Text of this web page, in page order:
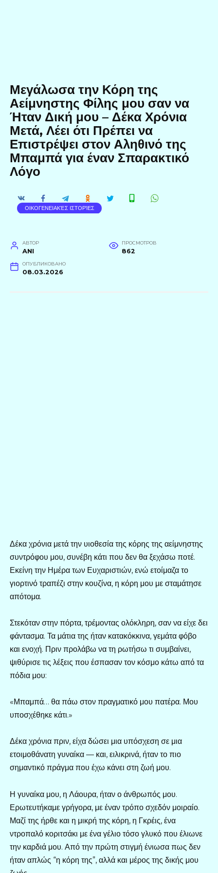
Μεγάλωσα την Κόρη της
Αείμνηστης Φίλης μου σαν να
Ήταν Δική μου – Δέκα Χρόνια
Μετά, Λέει ότι Πρέπει να
Επιστρέψει στον Αληθινό της
Μπαμπά για έναν Σπαρακτικό
Λόγο
ΟΙΚΟΓΕΝΕΙΑΚΈΣ ΙΣΤΟΡΊΕΣ
АВТОР
ANI
ПРОСМОТРОВ
862
ОПУБЛИКОВАНО
08.03.2026
Δέκα χρόνια μετά την υιοθεσία της κόρης της αείμνηστης
συντρόφου μου, συνέβη κάτι που δεν θα ξεχάσω ποτέ.
Εκείνη την Ημέρα των Ευχαριστιών, ενώ ετοίμαζα το
γιορτινό τραπέζι στην κουζίνα, η κόρη μου με σταμάτησε
απότομα.
Στεκόταν στην πόρτα, τρέμοντας ολόκληρη, σαν να είχε δει
φάντασμα. Τα μάτια της ήταν κατακόκκινα, γεμάτα φόβο
και ενοχή. Πριν προλάβω να τη ρωτήσω τι συμβαίνει,
ψιθύρισε τις λέξεις που έσπασαν τον κόσμο κάτω από τα
πόδια μου:
«Μπαμπά… θα πάω στον πραγματικό μου πατέρα. Μου
υποσχέθηκε κάτι.»
Δέκα χρόνια πριν, είχα δώσει μια υπόσχεση σε μια
ετοιμοθάνατη γυναίκα — και, ειλικρινά, ήταν το πιο
σημαντικό πράγμα που έχω κάνει στη ζωή μου.
Η γυναίκα μου, η Λάουρα, ήταν ο άνθρωπός μου.
Ερωτευτήκαμε γρήγορα, με έναν τρόπο σχεδόν μοιραίο.
Μαζί της ήρθε και η μικρή της κόρη, η Γκρέις, ένα
ντροπαλό κοριτσάκι με ένα γέλιο τόσο γλυκό που έλιωνε
την καρδιά μου. Από την πρώτη στιγμή ένιωσα πως δεν
ήταν απλώς “η κόρη της”, αλλά και μέρος της δικής μου